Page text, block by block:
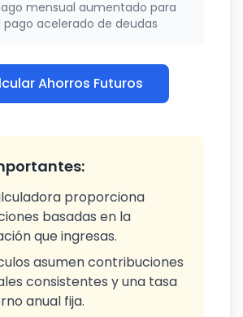
mensual aumentado para
acelerado de deudas
Ahorros Futuros
proporciona
basadas en la
que ingresas.
asumen contribuciones
consistentes y una tasa
anual fija.